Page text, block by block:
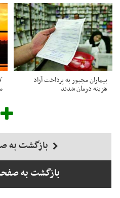
بیماران مجبور به پرداخت آزاد
هزینه درمان شدند
بازگشت به
بازگشت به